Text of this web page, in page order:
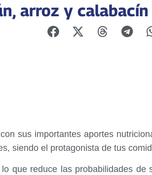
arroz y calabacín
sus importantes aportes
siendo el protagonista de tus
que reduce las probabilidades de